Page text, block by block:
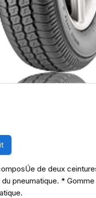
de deux
pneumatique. *